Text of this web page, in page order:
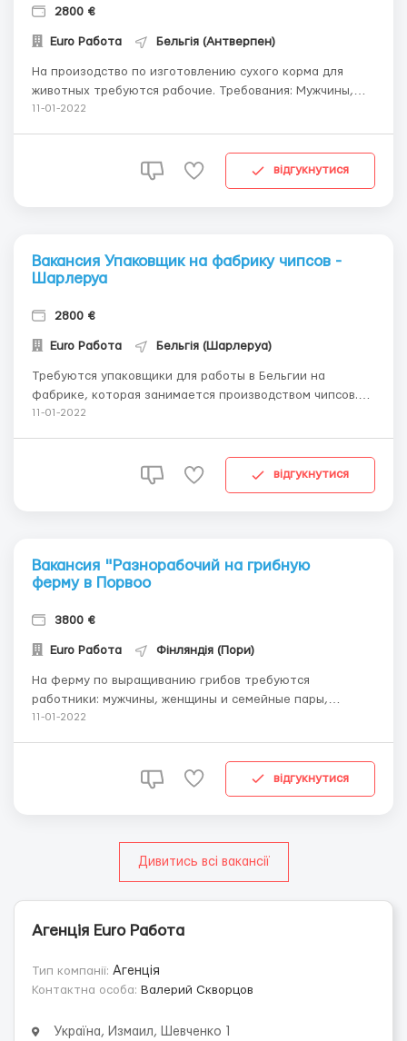
2800 €
Euro Работа Бельгія (Антверпен)
На произодство по изготовлению сухого корма для
животных требуются рабочие. Требования: Мужчины,
женщины до 60 лет; Отсутствие вредных привычек.
11-01-2022
відгукнутися
Вакансия Упаковщик на фабрику чипсов -
Шарлеруа
2800 €
Euro Работа Бельгія (Шарлеруа)
Требуются упаковщики для работы в Бельгии на
фабрике, которая занимается производством чипсов.
Требования: Ж, М, семейные пары от 18до 55 лет. Без
5 дней в неделю есть возможнос...
11-01-2022
відгукнутися
Вакансия "Разнорабочий на грибную
ферму в Порвоо
3800 €
Euro Работа Фінляндія (Пори)
На ферму по выращиванию грибов требуются
работники: мужчины, женщины и семейные пары,
возраст от 20 до 59 лет включительно Обязанности:
евро/час нетто. Выплаты 2 раза в месяц Проживание
11-01-2022
відгукнутися
Дивитись всі вакансії
Агенція Euro Работа
Тип компанії: Агенція
Контактна особа: Валерий Скворцов
Україна, Измаил, Шевченко 1